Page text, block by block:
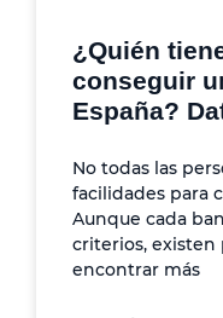
¿Quién
conseguir
España?
No todas las
facilidades para
Aunque cada
criterios, existen
encontrar más